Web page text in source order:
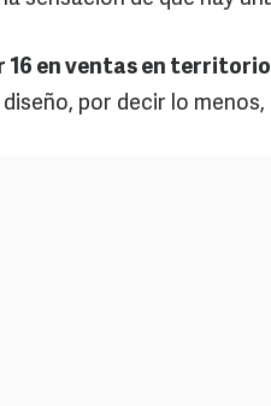
16 en ventas en
por decir lo